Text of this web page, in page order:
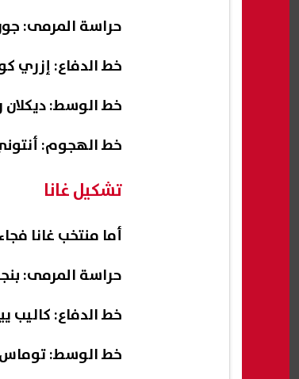
حراسة المرمى:
خط الدفاع: إزري
خط الوسط: ديكلان
خط الهجوم:
تشكيل غانا
أما منتخب غانا
حراسة المرمى:
خط الدفاع: كاليب
خط الوسط: توماس
كيف تتأكد من اعتماد الجامعة أو
المعهد قبل التسجيل في تنسيق